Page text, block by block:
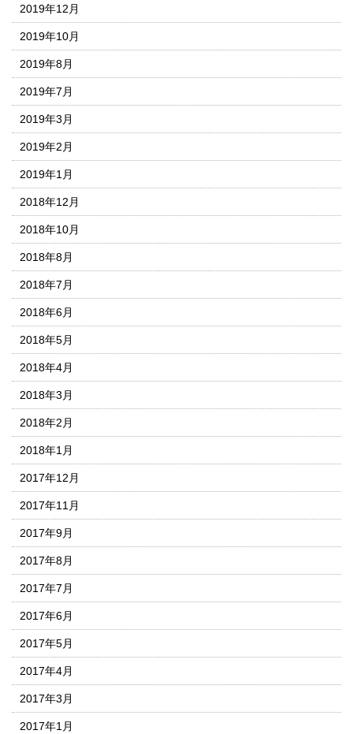
2019年12月
2019年10月
2019年8月
2019年7月
2019年3月
2019年2月
2019年1月
2018年12月
2018年10月
2018年8月
2018年7月
2018年6月
2018年5月
2018年4月
2018年3月
2018年2月
2018年1月
2017年12月
2017年11月
2017年9月
2017年8月
2017年7月
2017年6月
2017年5月
2017年4月
2017年3月
2017年1月